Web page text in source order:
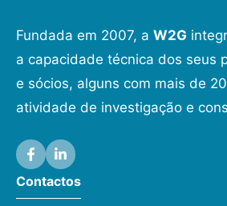
Fundada em 2007, a W2G
a capacidade técnica dos seus
e sócios, alguns com mais de
atividade de investigação e
Contactos